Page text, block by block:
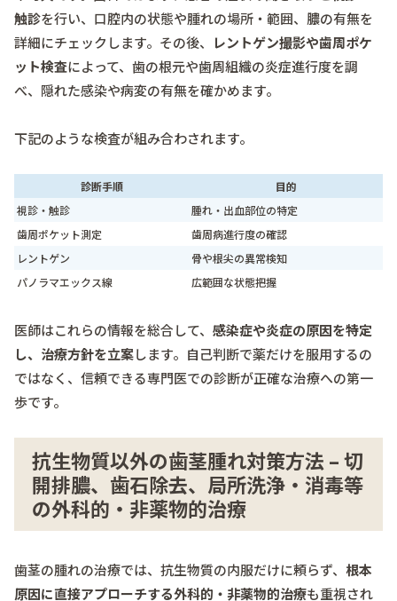
触診を行い、口腔内の状態や腫れの場所・範囲、膿の有無を
詳細にチェックします。その後、
レントゲン撮影や歯周ポケ
ット検査によって、歯の根元や歯周組織の炎症進行度を調
べ、隠れた感染や病変の有無を確かめます。
下記のような検査が組み合わされます。
診断手順
目的
視診・触診
腫れ・出血部位の特定
歯周ポケット測定
歯周病進行度の確認
レントゲン
骨や根尖の異常検知
パノラマエックス線
広範囲な状態把握
医師はこれらの情報を総合して、 感染症や炎症の原因を特定
し、治療方針を立案します。自己判断で薬だけを服用するの
ではなく、信頼できる専門医での診断が正確な治療への第一
歩です。
抗生物質以外の歯茎腫れ対策方法 – 切
開排膿、歯石除去、局所洗浄・消毒等
の外科的・非薬物的治療
歯茎の腫れの治療では、抗生物質の内服だけに頼らず、 根本
原因に直接アプローチする外科的・非薬物的治療も重視され